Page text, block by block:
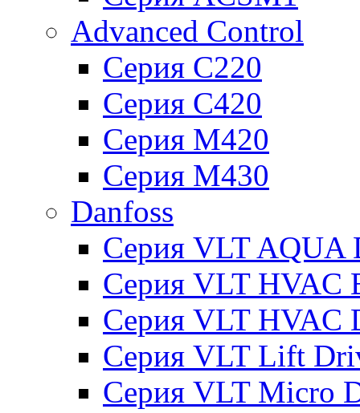
Advanced Control
Серия C220
Серия C420
Серия M420
Серия M430
Danfoss
Серия VLT AQUA
Серия VLT HVAC
Серия VLT HVAC
Серия VLT Lift
Серия VLT Micro